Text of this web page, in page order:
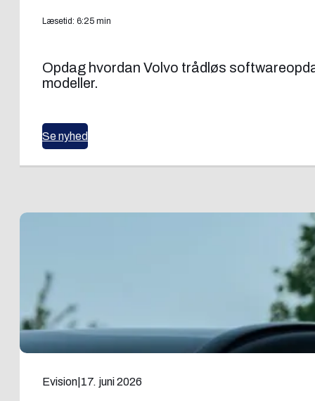
Læsetid: 6:25 min
Opdag hvordan Volvo trådløs
modeller.
Se nyhed
Evision 17. juni 2026